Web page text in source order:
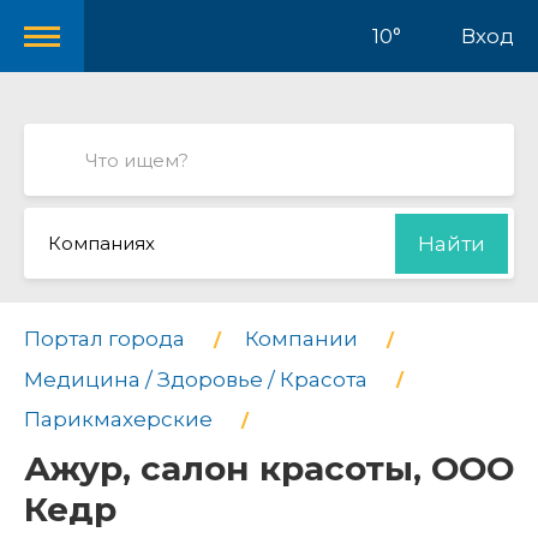
10° Вход
Компаниях Найти
Портал города
Компании
Медицина / Здоровье / Красота
Парикмахерские
Ажур, салон красоты, ООО
Кедр